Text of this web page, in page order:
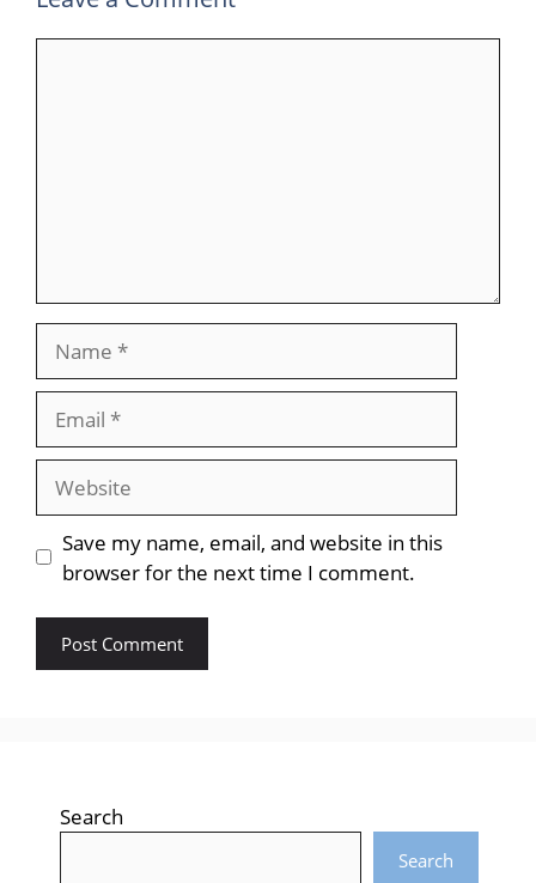
Website
Save my name, email, and website in this
browser for the next time I comment.
Search
Search